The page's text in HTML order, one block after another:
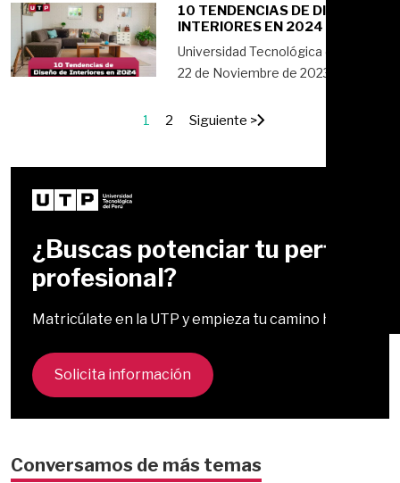
10 TENDENCIAS DE DISEÑO DE
INTERIORES EN 2024
Universidad Tecnológica del Perú
22 de Noviembre de 2023
1 2 Siguiente >
¿Buscas potenciar tu perfil
profesional?
Matricúlate en la UTP y empieza tu camino hoy.
Solicita información
Conversamos de más temas